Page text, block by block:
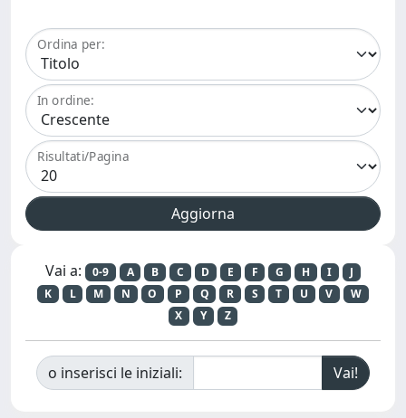
Ordina per:
In ordine:
Risultati/Pagina
Vai a: 0-9 A B C D E F G H I
J
K
L M N O P Q R S T U V
W
X
Y Z
o inserisci le iniziali: